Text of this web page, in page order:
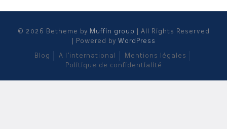
© 2026 Betheme by Muffin group
| All Rights Reserved
| Powered by WordPress
Blog A l’international
Mentions légales
Politique de confidentialité